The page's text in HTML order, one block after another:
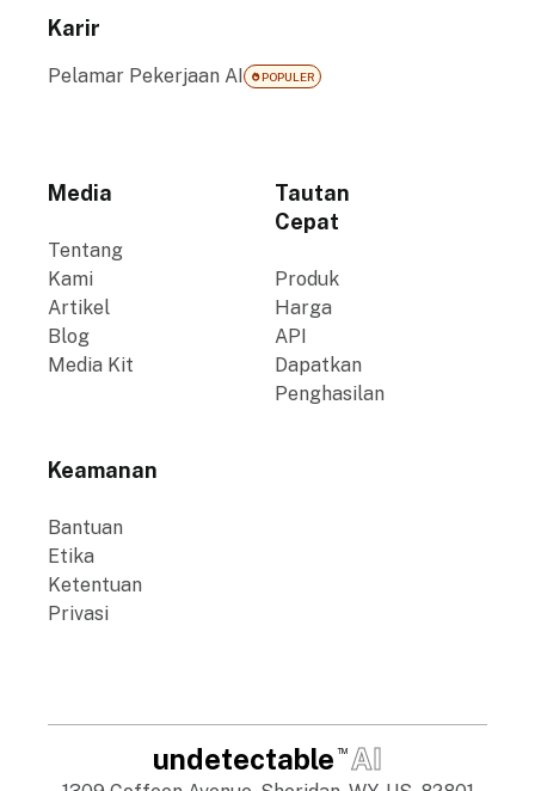
Karir
Pelamar Pekerjaan AI POPULER
Media
Tentang
Kami
Artikel
Blog
Media Kit
Tautan
Cepat
Produk
Harga
API
Dapatkan
Penghasilan
Keamanan
Bantuan
Etika
Ketentuan
Privasi
undetectable TM AI